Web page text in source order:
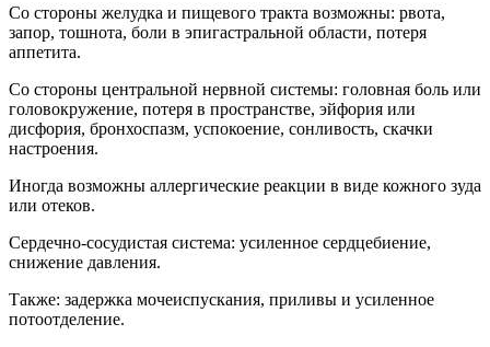
Со стороны желудка и пищевого тракта возможны: рвота,
запор, тошнота, боли в эпигастральной области, потеря
аппетита.
Со стороны центральной нервной системы: головная боль или
головокружение, потеря в пространстве, эйфория или
дисфория, бронхоспазм, успокоение, сонливость, скачки
настроения.
Иногда возможны аллергические реакции в виде кожного зуда
или отеков.
Сердечно-сосудистая система: усиленное сердцебиение,
снижение давления.
Также: задержка мочеиспускания, приливы и усиленное
потоотделение.